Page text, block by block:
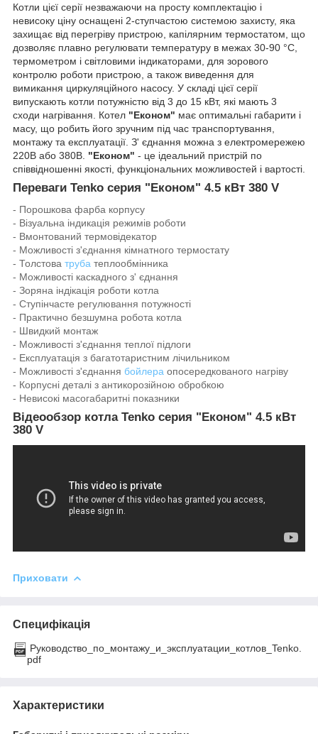
Котли цієї серії незважаючи на просту комплектацію і
невисоку ціну оснащені 2-ступчастою системою захисту, яка
захищає від перегріву пристрою, капілярним термостатом, що
дозволяє плавно регулювати температуру в межах 30-90 °С,
термометром і світловими індикаторами, для зорового
контролю роботи пристрою, а також виведення для
вимикання циркуляційного насосу. У складі цієї серії
випускають котли потужністю від 3 до 15 кВт, які мають 3
сходи нагрівання. Котел "Економ" має оптимальні габарити і
масу, що робить його зручним під час транспортування,
монтажу та експлуатації. З' єднання можна з електромережею
220В або 380В. "Економ" - це ідеальний пристрій по
співвідношенні якості, функціональних можливостей і вартості.
Переваги Tenko серия "Економ" 4.5 кВт 380 V
- Порошкова фарба корпусу
- Візуальна індикація режимів роботи
- Вмонтований термовідекатор
- Можливості з'єднання кімнатного термостату
- Толстова труба теплообмінника
- Можливості каскадного з' єднання
- Зоряна індікація роботи котла
- Ступінчасте регулювання потужності
- Практично безшумна робота котла
- Швидкий монтаж
- Можливості з'єднання теплої підлоги
- Експлуатація з багатотаристним лічильником
- Можливості з'єднання бойлера опосередкованого нагріву
- Корпусні деталі з антикорозійною обробкою
- Невисокі масогабаритні показники
Відеообзор котла Tenko серия "Економ" 4.5 кВт
380 V
Приховати
Специфікація
Руководство_по_монтажу_и_эксплуатации_котлов_Tenko.
pdf
Характеристики